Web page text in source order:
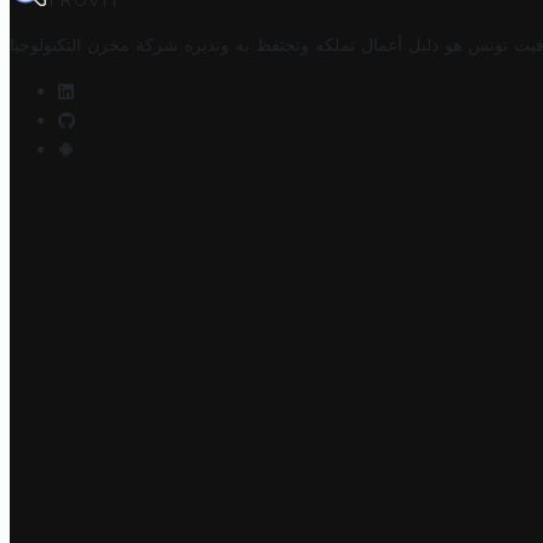
تونس هو دليل أعمال تملكه وتحتفظ به وتديره شركة مخزن التكنولوجيا